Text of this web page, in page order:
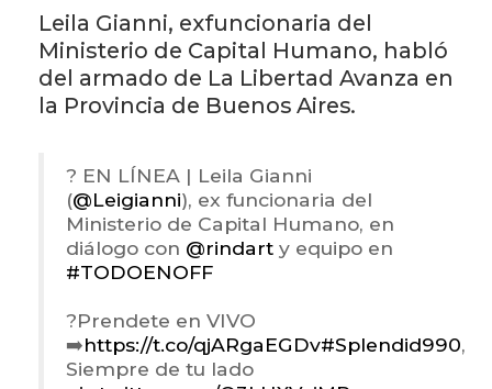
Leila Gianni, exfuncionaria del
Ministerio de Capital Humano, habló
del armado de La Libertad Avanza en
la Provincia de Buenos Aires.
? EN LÍNEA | Leila Gianni
(@Leigianni), ex funcionaria del
Ministerio de Capital Humano, en
diálogo con @rindart y equipo en
#TODOENOFF
?Prendete en VIVO
➡️https://t.co/qjARgaEGDv#Splendid990,
Siempre de tu lado